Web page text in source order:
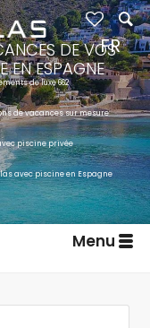
DE VOS
EN ESPAGNE
de luxe 662
de vacances sur mesure
piscine privée
avec piscine en Espagne
Menu
FR